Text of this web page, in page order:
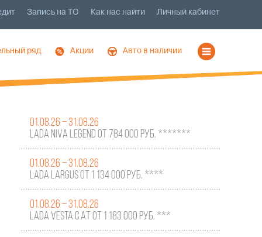
Личный кабинет
Как нас найти
Запись на ТО
Авто в наличии
Акции
ряд
01.08.26 – 31.08.26
LADA NIVA LEGEND ОТ 784 000 РУБ. *******
01.08.26 – 31.08.26
LADA LARGUS ОТ 1 134 000 РУБ. ****
01.08.26 – 31.08.26
LADA VESTA С АТ ОТ 1 183 000 РУБ. ***